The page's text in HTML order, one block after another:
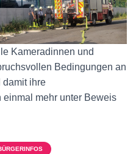
Kameradinnen und
Bedingungen an
damit ihre
einmal mehr unter Beweis